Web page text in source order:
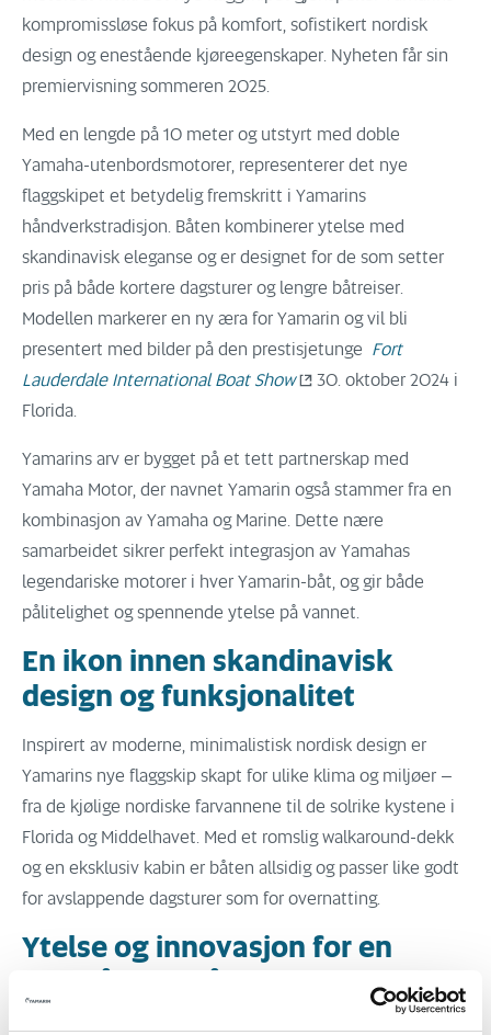
kompromissløse fokus på komfort, sofistikert nordisk
design og enestående kjøreegenskaper. Nyheten får sin
premiervisning sommeren 2025.
Med en lengde på 10 meter og utstyrt med doble
Yamaha-utenbordsmotorer, representerer det nye
flaggskipet et betydelig fremskritt i Yamarins
håndverkstradisjon. Båten kombinerer ytelse med
skandinavisk eleganse og er designet for de som setter
pris på både kortere dagsturer og lengre båtreiser.
Modellen markerer en ny æra for Yamarin og vil bli
presentert med bilder på den prestisjetunge
Fort
Lauderdale International Boat Show
30. oktober 2024 i
Florida.
Yamarins arv er bygget på et tett partnerskap med
Yamaha Motor, der navnet Yamarin også stammer fra en
kombinasjon av Yamaha og Marine. Dette nære
samarbeidet sikrer perfekt integrasjon av Yamahas
legendariske motorer i hver Yamarin-båt, og gir både
pålitelighet og spennende ytelse på vannet.
En ikon innen skandinavisk
design og funksjonalitet
Inspirert av moderne, minimalistisk nordisk design er
Yamarins nye flaggskip skapt for ulike klima og miljøer –
fra de kjølige nordiske farvannene til de solrike kystene i
Florida og Middelhavet. Med et romslig walkaround-dekk
og en eksklusiv kabin er båten allsidig og passer like godt
for avslappende dagsturer som for overnatting.
Ytelse og innovasjon for en
enestående båtopplevelse